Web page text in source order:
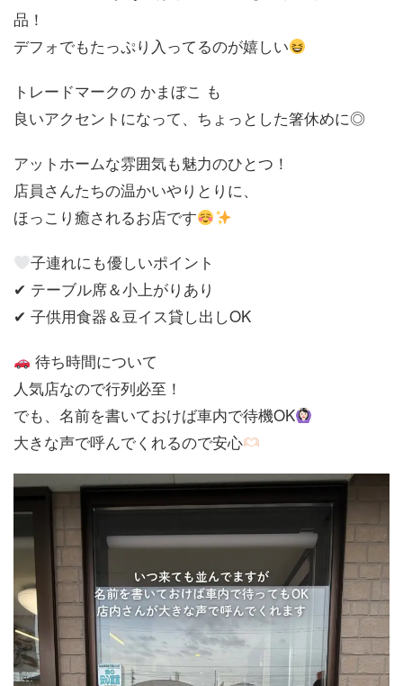
品！
デフォでもたっぷり入ってるのが嬉しい
トレードマークの かまぼこ も
良いアクセントになって、ちょっとした箸休めに◎
アットホームな雰囲気も魅力のひとつ！
店員さんたちの温かいやりとりに、
ほっこり癒されるお店です
子連れにも優しいポイント
✔ テーブル席＆小上がりあり
✔ 子供用食器＆豆イス貸し出しOK
待ち時間について
人気店なので行列必至！
でも、名前を書いておけば車内で待機OK
大きな声で呼んでくれるので安心